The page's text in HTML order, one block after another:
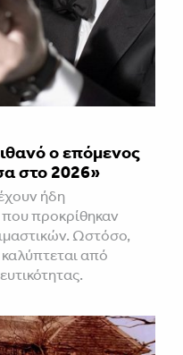
ο επόμενος
στο 2026»
ήδη
προκρίθηκαν
Ωστόσο,
καλύπτεται από